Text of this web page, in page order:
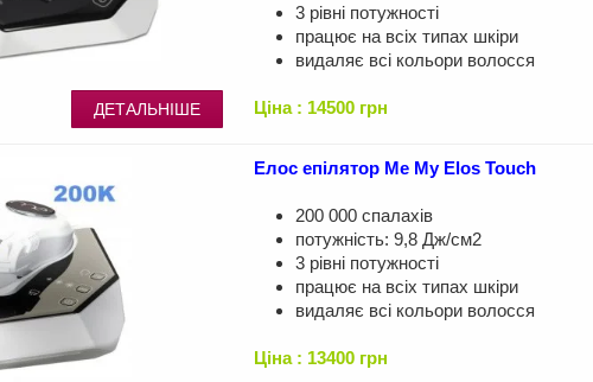
ДЕТАЛЬНІШЕ
3 рівні потужності
працює на всіх типах шкіри
видаляє всі кольори волосся
Ціна : 14500 грн
Елос епілятор Me My Elos Touch
200 000 спалахів
потужність: 9,8 Дж/см2
3 рівні потужності
працює на всіх типах шкіри
видаляє всі кольори волосся
Ціна : 13400 грн